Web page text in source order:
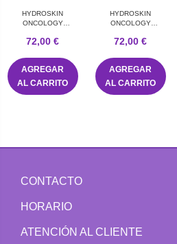
HYDROSKIN
ONCOLOGY
ULTRARICA 500 ML
72,00 €
AGREGAR
AL CARRITO
HYDROSKIN
ONCOLOGY
REGENERANTE 100
72,00 €
AGREGAR
AL CARRITO
CONTACTO
HORARIO
ATENCIÓN AL CLIENTE